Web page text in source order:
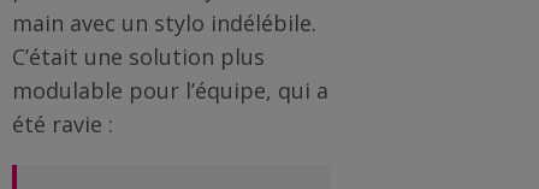
main avec un stylo indélébile.
C’était une solution plus
modulable pour l’équipe, qui a
été ravie :
Fêtes
ACTU